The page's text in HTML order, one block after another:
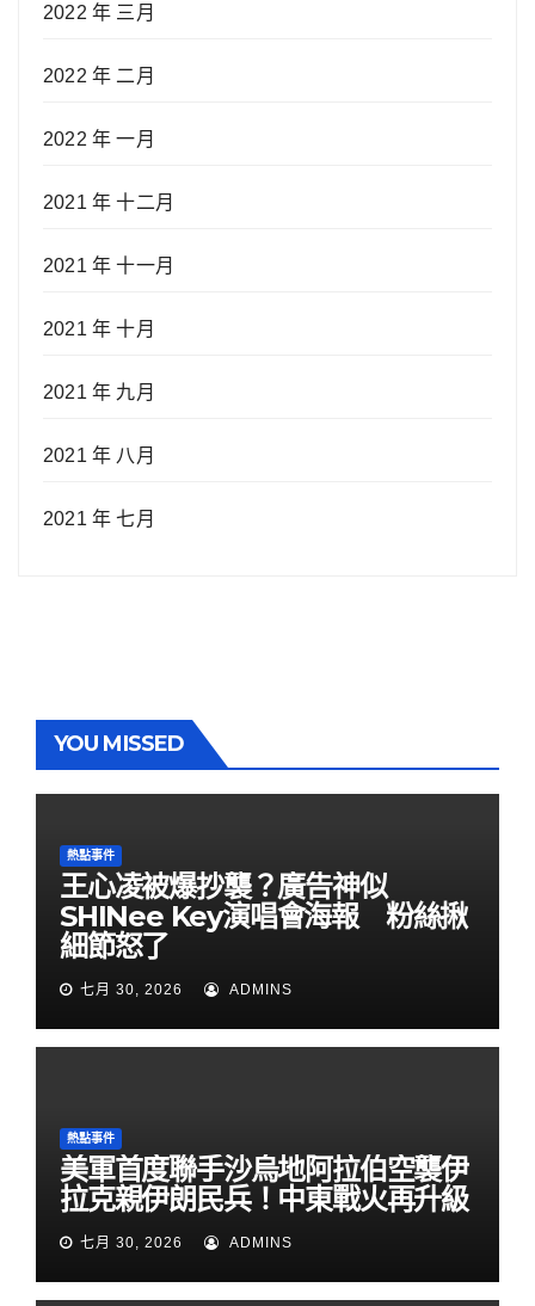
2022 年 三月
2022 年 二月
2022 年 一月
2021 年 十二月
2021 年 十一月
2021 年 十月
2021 年 九月
2021 年 八月
2021 年 七月
YOU MISSED
熱點事件
王心凌被爆抄襲？廣告神似
SHINee Key演唱會海報 粉絲揪
細節怒了
七月 30, 2026 ADMINS
熱點事件
美軍首度聯手沙烏地阿拉伯空襲伊
拉克親伊朗民兵！中東戰火再升級
七月 30, 2026 ADMINS